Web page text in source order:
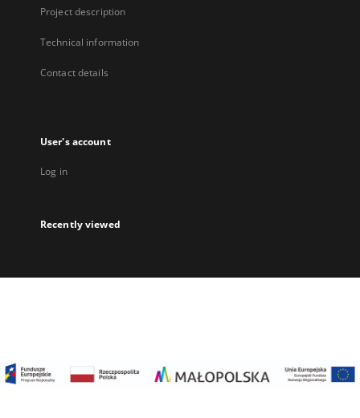
Project description
Technical information
Contact details
User's account
Log in
Recently viewed